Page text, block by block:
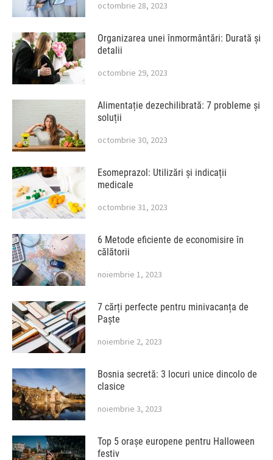
octombrie 28, 2023
Organizarea unei înmormântări: Durată și
detalii
octombrie 29, 2023
Alimentație dezechilibrată: 7 probleme și
soluții
octombrie 30, 2023
Esomeprazol: Utilizări și indicații
medicale
octombrie 31, 2023
6 Metode eficiente de economisire în
călătorii
noiembrie 1, 2023
7 cărți perfecte pentru minivacanța de
Paște
noiembrie 2, 2023
Bosnia secretă: 3 locuri unice dincolo de
clasice
noiembrie 3, 2023
Top 5 orașe europene pentru Halloween
festiv